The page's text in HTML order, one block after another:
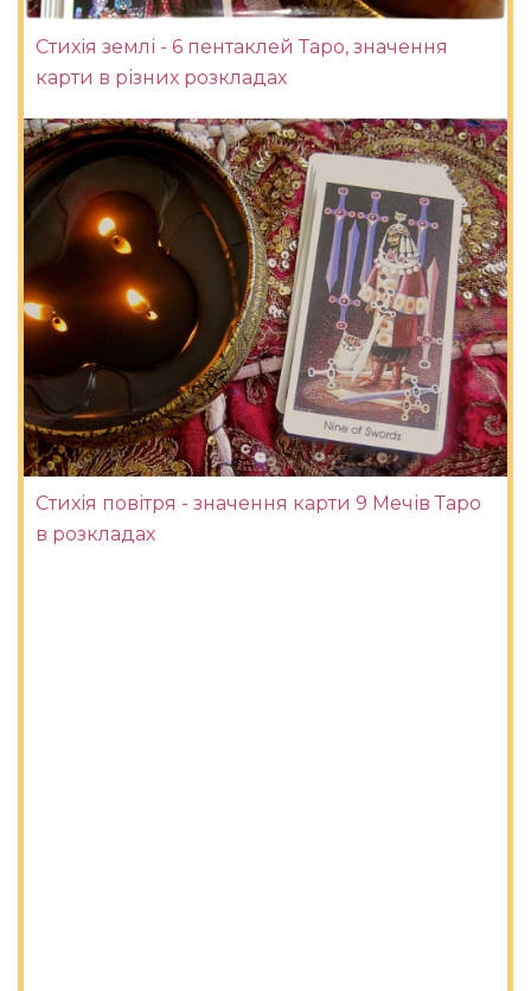
Стихія землі - 6 пентаклей Таро, значення
карти в різних розкладах
Стихія повітря - значення карти 9 Мечів Таро
в розкладах